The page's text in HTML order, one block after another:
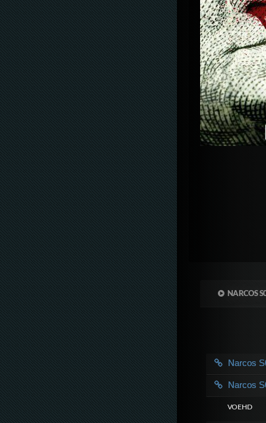
NARCOS
Narcos
Narcos
VOE HD